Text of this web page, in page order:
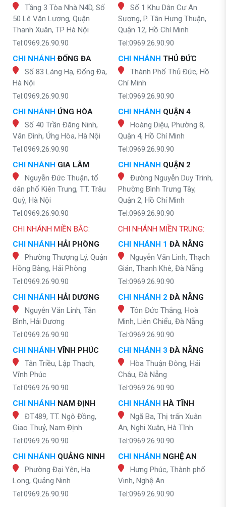
Tầng 3 Tòa Nhà N4D, Số
50 Lê Văn Lương, Quận
Thanh Xuân, TP Hà Nội
Tel:0969.26.90.90
CHI NHÁNH ĐỐNG ĐA
Số 83 Láng Hạ, Đống Đa,
Hà Nội
Tel:0969.26.90.90
CHI NHÁNH ỨNG HÒA
Số 40 Trần Đăng Ninh,
Vân Đình, Ứng Hòa, Hà Nội
Tel:0969.26.90.90
CHI NHÁNH GIA LÂM
Nguyễn Đức Thuận, tổ
dân phố Kiên Trung, TT. Trâu
Quỳ, Hà Nội
Tel:0969.26.90.90
Số 1 Khu Dân Cư An
Sương, P. Tân Hưng Thuận,
Quận 12, Hồ Chí Minh
Tel:0969.26.90.90
CHI NHÁNH THỦ ĐỨC
Thành Phố Thủ Đức, Hồ
Chí Minh
Tel:0969.26.90.90
CHI NHÁNH QUẬN 4
Hoàng Diệu, Phường 8,
Quận 4, Hồ Chí Minh
Tel:0969.26.90.90
CHI NHÁNH QUẬN 2
Đường Nguyễn Duy Trinh,
Phường Bình Trưng Tây,
Quận 2, Hồ Chí Minh
Tel:0969.26.90.90
CHI NHÁNH MIỀN BẮC:
CHI NHÁNH HẢI PHÒNG
Phường Thượng Lý, Quận
Hồng Bàng, Hải Phòng
Tel:0969.26.90.90
CHI NHÁNH HẢI DƯƠNG
Nguyễn Văn Linh, Tân
Bình, Hải Dương
Tel:0969.26.90.90
CHI NHÁNH VĨNH PHÚC
Tân Triều, Lập Thạch,
Vĩnh Phúc
Tel:0969.26.90.90
CHI NHÁNH NAM ĐỊNH
ĐT489, TT. Ngô Đồng,
Giao Thuỷ, Nam Định
Tel:0969.26.90.90
CHI NHÁNH QUẢNG NINH
Phường Đại Yên, Hạ
Long, Quảng Ninh
Tel:0969.26.90.90
CHI NHÁNH MIỀN TRUNG:
CHI NHÁNH 1 ĐÀ NẴNG
Nguyễn Văn Linh, Thạch
Gián, Thanh Khê, Đà Nẵng
Tel:0969.26.90.90
CHI NHÁNH 2 ĐÀ NẴNG
Tôn Đức Thắng, Hoà
Minh, Liên Chiểu, Đà Nẵng
Tel:0969.26.90.90
CHI NHÁNH 3 ĐÀ NẴNG
Hòa Thuận Đông, Hải
Châu, Đà Nẵng
Tel:0969.26.90.90
CHI NHÁNH HÀ TĨNH
Ngã Ba, Thị trấn Xuân
An, Nghi Xuân, Hà Tĩnh
Tel:0969.26.90.90
CHI NHÁNH NGHỆ AN
Hưng Phúc, Thành phố
Vinh, Nghệ An
Tel:0969.26.90.90